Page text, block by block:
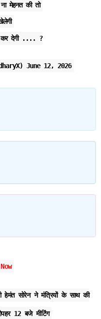
मेहनत की तो
कर देगी .... ?
June 12, 2026
सोरेन ने मंत्रियों के साथ की
12 बजे मीटिंग